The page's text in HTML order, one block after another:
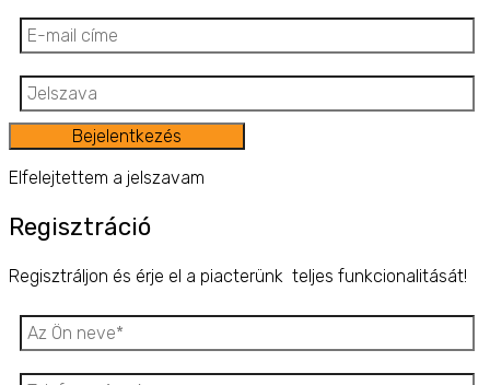
Bejelentkezés
Elfelejtettem a jelszavam
Regisztráció
Regisztráljon és érje el a piacterünk teljes funkcionalitását!